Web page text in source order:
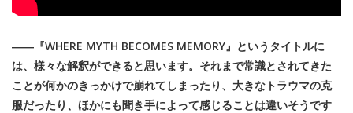
――『WHERE MYTH BECOMES MEMORY』というタイトルに
は、様々な解釈ができると思います。それまで常識とされてきた
ことが何かのきっかけで崩れてしまったり、大きなトラウマの克
服だったり、ほかにも聞き手によって感じることは違いそうです